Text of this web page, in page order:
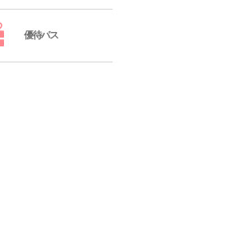
優待パス